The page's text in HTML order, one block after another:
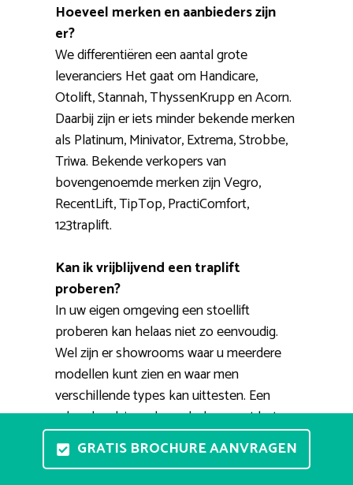
Hoeveel merken en aanbieders zijn
er?
We differentiëren een aantal grote
leveranciers Het gaat om Handicare,
Otolift, Stannah, ThyssenKrupp en Acorn.
Daarbij zijn er iets minder bekende merken
als Platinum, Minivator, Extrema, Strobbe,
Triwa. Bekende verkopers van
bovengenoemde merken zijn Vegro,
RecentLift, TipTop, PractiComfort,
123traplift.
Kan ik vrijblijvend een traplift
proberen?
In uw eigen omgeving een stoellift
proberen kan helaas niet zo eenvoudig.
Wel zijn er showrooms waar u meerdere
modellen kunt zien en waar men
verschillende types kan uittesten. Een
erkende adviseur kan u helpen met het
aanschaffen van een passende huislift.
Voorts bestaat de mogelijkheid voor een
GRATIS BROCHURE AANVRAGEN